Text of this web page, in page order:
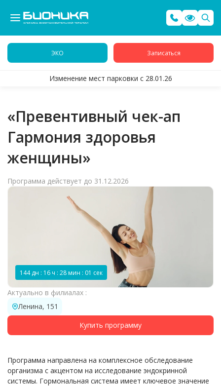
ЭКО Записаться
Изменение мест парковки с 28.01.26
«Превентивный чек-ап
Гармония здоровья
женщины»
Программа действует до 31.12.2026
144 дн : 16 ч : 28 мин : 01 сек
Актуально в филиалах :
Ленина, 151
Купить программу
Программа направлена на комплексное обследование
организма с акцентом на исследование эндокринной
системы. Гормональная система имеет ключевое значение